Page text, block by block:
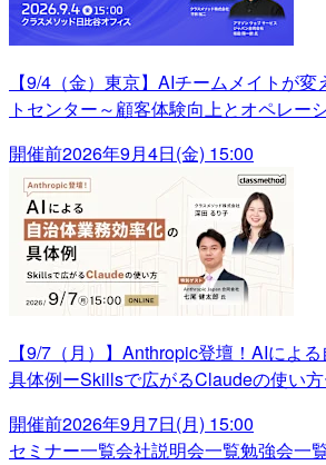
【9/4（金）東京】AIチームメイトが
トセンター～顧客体験向上とオペレー
開催前2026年9月4日(金) 15:00
【9/7（月）】Anthropic登壇！AIによ
具体例ーSkillsで広がるClaudeの使い
開催前2026年9月7日(月) 15:00
セミナー一覧会社説明会一覧勉強会一